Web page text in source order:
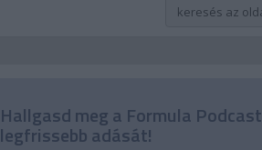
Hallgasd meg a Formula Podcast
legfrissebb adását!